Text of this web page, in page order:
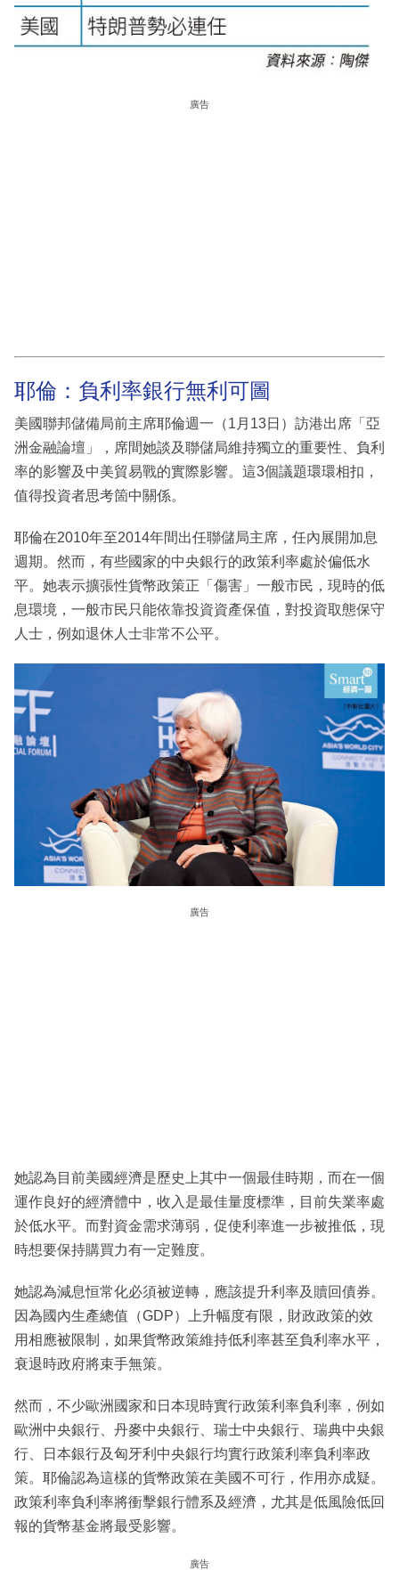
廣告
耶倫：負利率銀行無利可圖
美國聯邦儲備局前主席耶倫週一（1月13日）訪港出席「亞
洲金融論壇」，席間她談及聯儲局維持獨立的重要性、負利
率的影響及中美貿易戰的實際影響。這3個議題環環相扣，
值得投資者思考箇中關係。
耶倫在2010年至2014年間出任聯儲局主席，任內展開加息
週期。然而，有些國家的中央銀行的政策利率處於偏低水
平。她表示擴張性貨幣政策正「傷害」一般市民，現時的低
息環境，一般市民只能依靠投資資產保值，對投資取態保守
人士，例如退休人士非常不公平。
廣告
她認為目前美國經濟是歷史上其中一個最佳時期，而在一個
運作良好的經濟體中，收入是最佳量度標準，目前失業率處
於低水平。而對資金需求薄弱，促使利率進一步被推低，現
時想要保持購買力有一定難度。
她認為減息恒常化必須被逆轉，應該提升利率及贖回債券。
因為國內生產總值（GDP）上升幅度有限，財政政策的效
用相應被限制，如果貨幣政策維持低利率甚至負利率水平，
衰退時政府將束手無策。
然而，不少歐洲國家和日本現時實行政策利率負利率，例如
歐洲中央銀行、丹麥中央銀行、瑞士中央銀行、瑞典中央銀
行、日本銀行及匈牙利中央銀行均實行政策利率負利率政
策。耶倫認為這樣的貨幣政策在美國不可行，作用亦成疑。
政策利率負利率將衝擊銀行體系及經濟，尤其是低風險低回
報的貨幣基金將最受影響。
廣告